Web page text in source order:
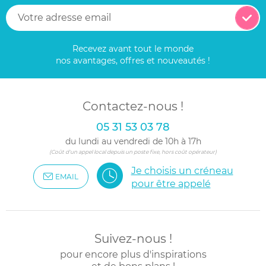
La maniabilité:
poignées, elle se dirige aisément même d'une main.
Descendre d'un trottoir n'est pas un problème, contourner
les éventuels obstacles de la rue non plus.
Elle est peu encombrante:
Le prix abordable:
Il s'agit d'un article accessible à tous. Pour trouver des
poussettes peu chères mais néanmoins de qualité, n'hésitez
des spécialistes.
Quels sont les principaux critères de sélection
Recevez avant tout le monde
nos avantages, offres et nouveautés !
Contactez-nous !
05 31 53 03 78
du lundi au vendredi de 10h à 17h
(Coût d'un appel local depuis un poste fixe, hors coût opérateur)
EMAIL
Je choisis un créneau
pour être appelé
Suivez-nous !
pour encore plus d'inspirations